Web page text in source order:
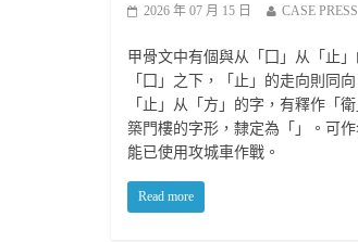
2026 年 07 月 15 日 CASE PRESS
甲骨文中有個與从「囗」从「止
「囗」之下，「止」的走向則同
「止」从「方」的字，有釋作「
築門樓的字形，隸定為「」。可
能已使用攻城車作戰。
Read more